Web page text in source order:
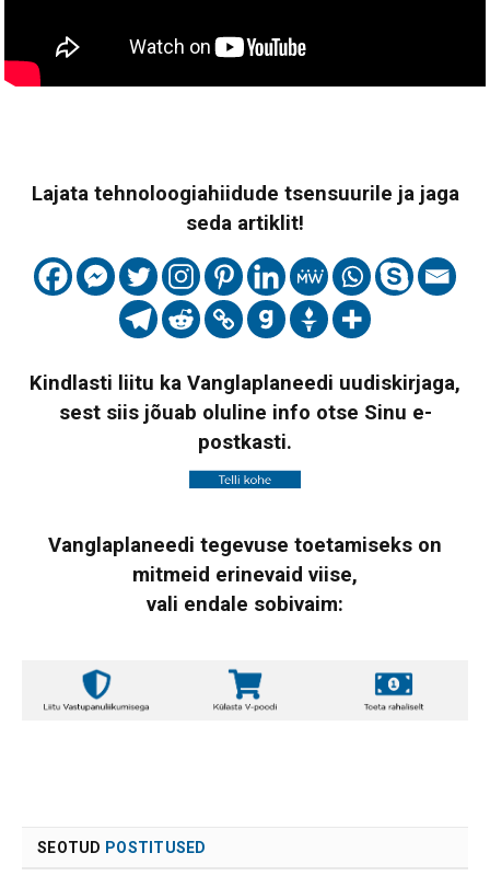
Lajata tehnoloogiahiidude tsensuurile ja jaga
seda artiklit!
Kindlasti liitu ka Vanglaplaneedi uudiskirjaga,
sest siis jõuab oluline info otse Sinu e-
postkasti.
Vanglaplaneedi tegevuse toetamiseks on
mitmeid erinevaid viise,
vali endale sobivaim:
SEOTUD POSTITUSED